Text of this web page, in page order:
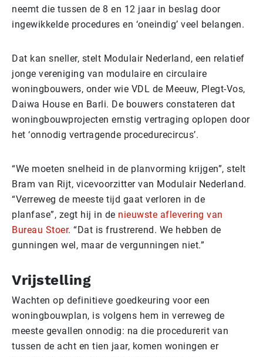
neemt die tussen de 8 en 12 jaar in beslag door
ingewikkelde procedures en ‘oneindig’ veel belangen.
Dat kan sneller, stelt Modulair Nederland, een relatief
jonge vereniging van modulaire en circulaire
woningbouwers, onder wie VDL de Meeuw, Plegt-Vos,
Daiwa House en Barli. De bouwers constateren dat
woningbouwprojecten ernstig vertraging oplopen door
het ‘onnodig vertragende procedurecircus’.
“We moeten snelheid in de planvorming krijgen”, stelt
Bram van Rijt, vicevoorzitter van Modulair Nederland.
“Verreweg de meeste tijd gaat verloren in de
planfase”, zegt hij in de nieuwste aflevering van
Bureau Stoer. “Dat is frustrerend. We hebben de
gunningen wel, maar de vergunningen niet.”
Vrijstelling
Wachten op definitieve goedkeuring voor een
woningbouwplan, is volgens hem in verreweg de
meeste gevallen onnodig: na die procedurerit van
tussen de acht en tien jaar, komen woningen er